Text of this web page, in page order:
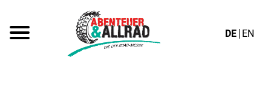
DE EN